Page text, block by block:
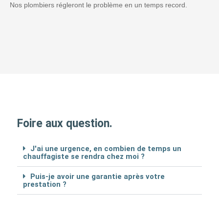
Nos plombiers régleront le problème en un temps record.
Foire aux question.
J'ai une urgence, en combien de temps un
chauffagiste se rendra chez moi ?
Puis-je avoir une garantie après votre
prestation ?